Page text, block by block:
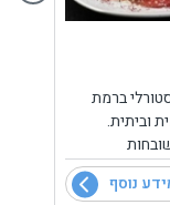
ברמת
וביתית.
חומרי
נוסף